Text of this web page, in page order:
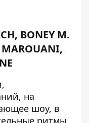
BONEY M.
на
шоу, в
ритмы